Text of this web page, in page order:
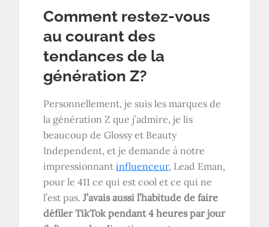
Comment restez-vous
au courant des
tendances de la
génération Z?
Personnellement, je suis les marques de
la génération Z que j’admire, je lis
beaucoup de Glossy et Beauty
Independent, et je demande à notre
impressionnantinfluenceur, Lead Eman,
pour le 411 ce qui est cool et ce qui ne
l’est pas.J’avais aussi l’habitude de faire
défiler TikTok pendant 4 heures par jour